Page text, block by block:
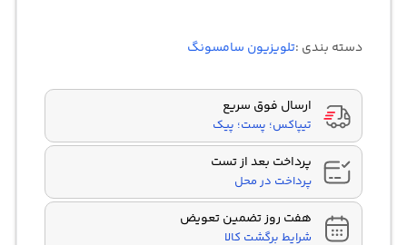
دسته بندی :تلویزیون سامسونگ
ارسال فوق سریع
تیپاکس؛ پست؛ پیک
پرداخت بعد از تست
پرداخت در محل
هفت روز تضمین تعویض
شرایط برگشت کالا